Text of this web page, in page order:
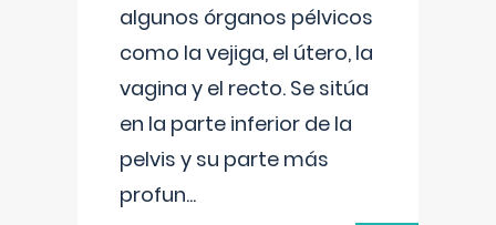
algunos órganos pélvicos
como la vejiga, el útero, la
vagina y el recto. Se sitúa
en la parte inferior de la
pelvis y su parte más
profun...